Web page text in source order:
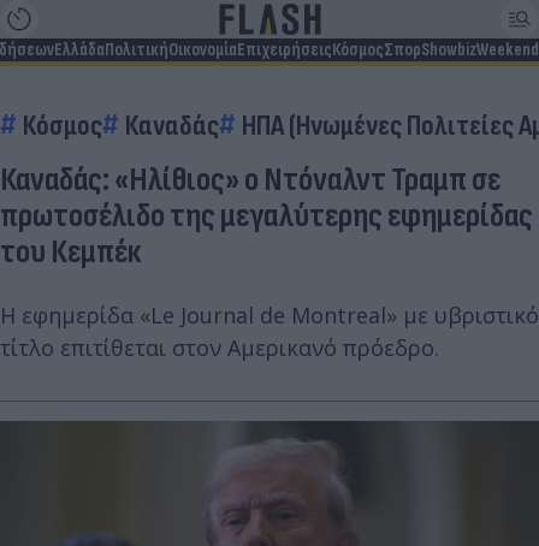
ΕλλάδαΠολιτικήΟικονομίαΕπιχειρήσειςΚόσμοςΣπορShowbizWeekend
Κόσμος Καναδάς ΗΠΑ (Ηνωμένες Πολιτείες
Καναδάς: «Ηλίθιος» ο Ντόναλντ Τραμπ σε
πρωτοσέλιδο της μεγαλύτερης εφημερίδας
του Κεμπέκ
Η εφημερίδα «Le Journal de Montreal» με υβριστικό
τίτλο επιτίθεται στον Αμερικανό πρόεδρο.